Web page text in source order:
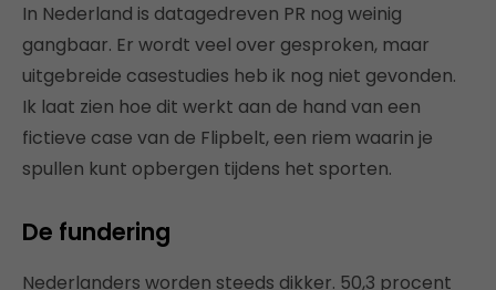
In Nederland is datagedreven PR nog weinig
gangbaar. Er wordt veel over gesproken, maar
uitgebreide casestudies heb ik nog niet gevonden.
Ik laat zien hoe dit werkt aan de hand van een
fictieve case van de Flipbelt, een riem waarin je
spullen kunt opbergen tijdens het sporten.
De fundering
Nederlanders worden steeds dikker. 50,3 procent